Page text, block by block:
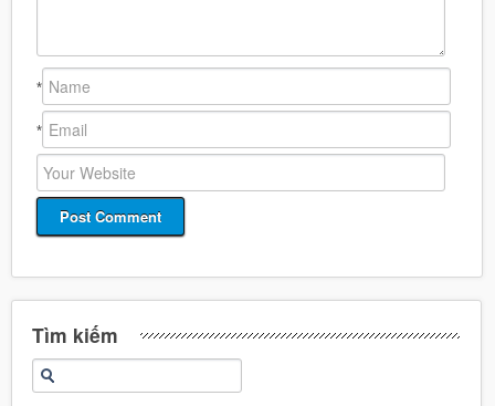
*
*
Tìm kiếm